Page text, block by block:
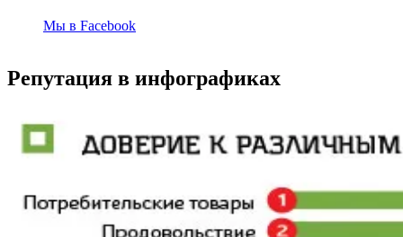
Мы в Facebook
Репутация в инфографиках